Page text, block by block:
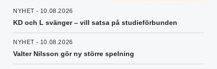
NYHET - 10.08.2026
KD och L svänger – vill satsa på studieförbunden
NYHET - 10.08.2026
Valter Nilsson gör ny större spelning